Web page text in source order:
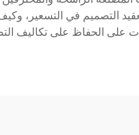
تعقيد التصميم في
الحفاظ على تكاليف